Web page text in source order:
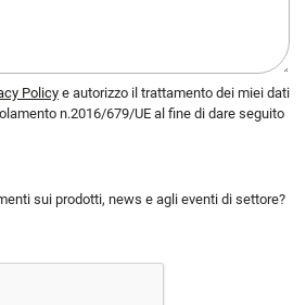
Policy e autorizzo il trattamento dei miei dati
n.2016/679/UE al fine di dare seguito
sui prodotti, news e agli eventi di settore?